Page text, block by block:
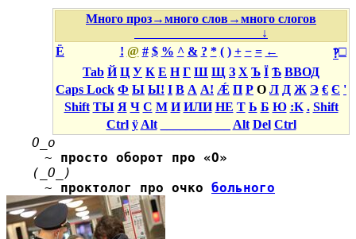
Много проз→много слов→много слогов
↓
Ё
□
‽
! @ # $ % ^ & ? * ( ) + − = ←
Tab Й Ц У К Е Н Г Ш Щ З Х Ъ Ї Ѣ ВВОД
Caps Lock Ф Ы Ы! І В А А! Ǽ П Р О Л Д Ж Э € Є '
Shift ТЫ Я Ч С М И ИЛИ НЕ Т Ь Б Ю :K . Shift
Ctrl ÿ Alt Alt Del Ctrl
О_о
~ просто оборот про «О»
(_О_)
~ проктолог про очко больного